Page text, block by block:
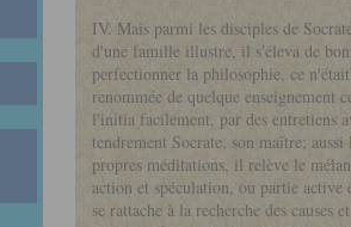
IV. Mais parmi les disciples de
d'une famille illustre, il s'éleva de
perfectionner la philosophie, ce
renommée de quelque
l'initia facilement, par des entretiens
tendrement Socrate, son maître;
propres méditations, il relève le
action et spéculation, ou partie
se rattache à la recherche des